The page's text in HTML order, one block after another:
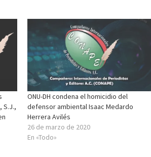
S.J.,
ONU-DH condena el homicidio del
defensor ambiental Isaac Medardo
Herrera Avilés
26 de marzo de 2020
En «Todo»